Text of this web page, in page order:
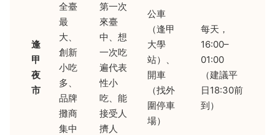
逢
甲
夜
市
全臺
最
大、
創新
小吃
多、
品牌
攤商
集中
第一次
來臺
中、想
一次吃
遍代表
性小
吃、能
接受人
擠人
公車
（逢甲
大學
站）、
開車
（找外
圍停車
場）
每天，
16:00–
01:00
（建議平
日18:30前
到）